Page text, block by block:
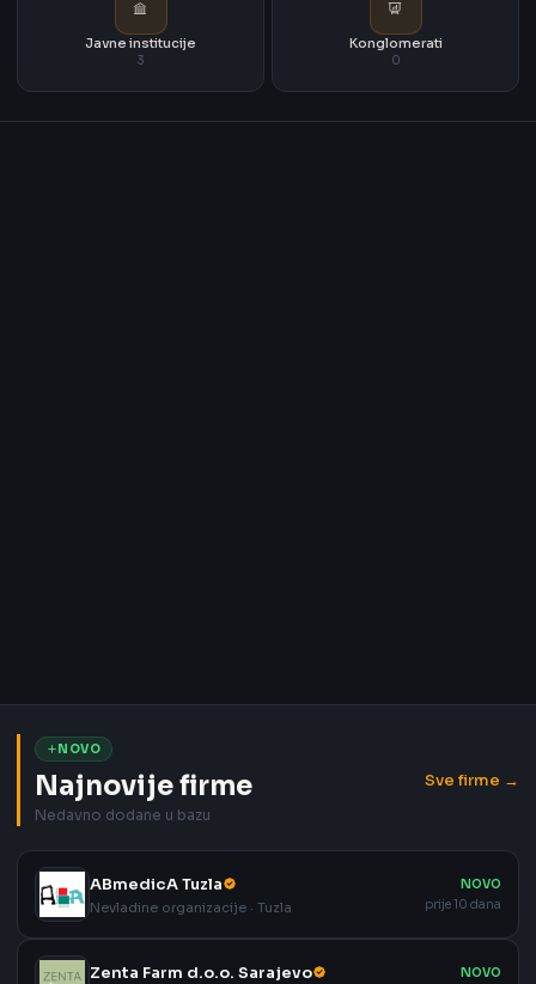
Javne institucije
3
Konglomerati
0
NOVO
Najnovije firme
Nedavno dodane u bazu
Sve firme →
ABmedicA Tuzla
Nevladine organizacije · Tuzla
NOVO
prije 10 dana
Zenta Farm d.o.o. Sarajevo
NOVO